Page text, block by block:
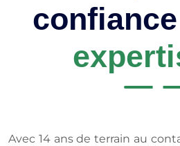
Avec 14 ans de terrain au